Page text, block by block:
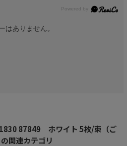
はありません。
87849 ホワイト 5枚/束（ご
関連カテゴリ